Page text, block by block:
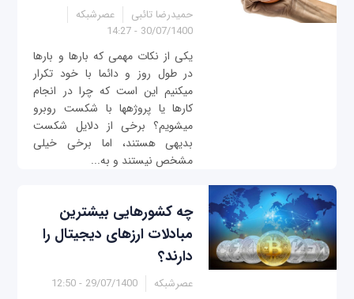
حمیدرضا تائبی
عصرشبکه
30/07/1400 - 14:27
یکی از نکات مهمی که بارها و بارها
در طول روز و دائما با خود تکرار
میکنیم این است که چرا در انجام
کارها یا پروژهها با شکست روبرو
میشویم؟ برخی از دلایل شکست
بدیهی هستند، اما برخی خیلی
مشخص نیستند و به...
چه کشورهایی بیشترین
مبادلات ارزهای دیجیتال را
دارند؟
عصرشبکه 29/07/1400 - 12:50